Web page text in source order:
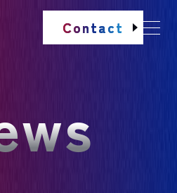
Contact